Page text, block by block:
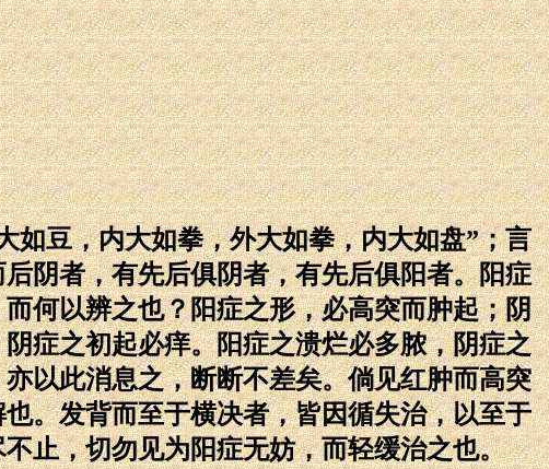
豆，内大如拳，外大如拳，内大如盘”；言
阴者，有先后俱阴者，有先后俱阳者。阳症
何以辨之也？阳症之形，必高突而肿起；阴
症之初起必痒。阳症之溃烂必多脓，阴症之
以此消息之，断断不差矣。倘见红肿而高突
。发背而至于横决者，皆因循失治，以至于
止，切勿见为阳症无妨，而轻缓治之也。